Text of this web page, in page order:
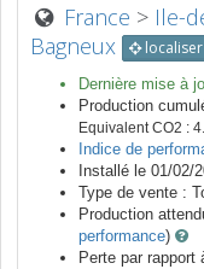
France > Ile-
Bagneux
localiser
Dernière mise à
Production
Equivalent CO2 :
Indice de
Installé le 01/02/
Type de vente :
Production
performance)
Perte par rapport